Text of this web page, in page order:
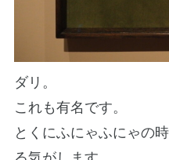
ダリ。
これも有名です。
とくにふにゃふにゃの